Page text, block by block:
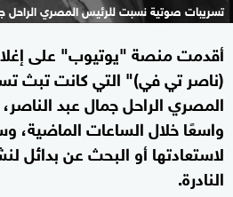
تسريبات صوتية نسبت للرئيس المصري الراحل
(ناصر تي في)" التي كانت تبث
المصري الراحل جمال عبد
واسعًا خلال الساعات
لاستعادتها أو البحث عن بدائل
النادرة.